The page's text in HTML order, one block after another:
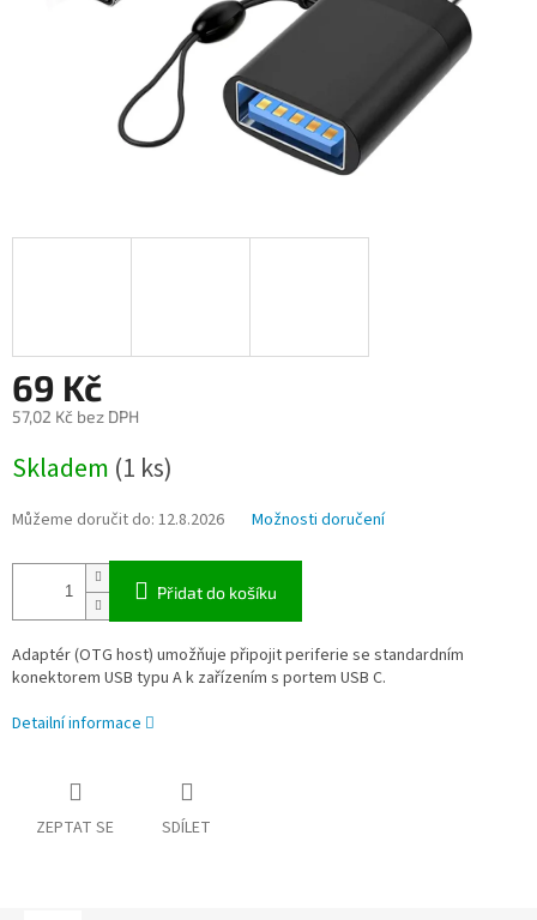
69 Kč
57,02 Kč bez DPH
cena:
Skladem (1 ks)
Můžeme doručit do: 12.8.2026 Možnosti doručení
Přidat do košíku
Adaptér (OTG host) umožňuje připojit periferie se standardním
konektorem USB typu A k zařízením s portem USB C.
Detailní informace
ZEPTAT SE SDÍLET